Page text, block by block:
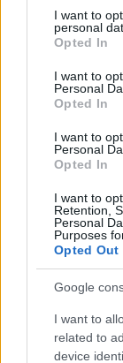
not limited to
grant or deny
use your data
consent section.
I want to
personal
Opted In
I want to
Personal
Opted In
I want to
Personal
Opted In
I want to
Retention,
Personal
Purposes
Opted Out
Google
I want to
related to
device
06.05.2021 13:05
Johnson &
για την